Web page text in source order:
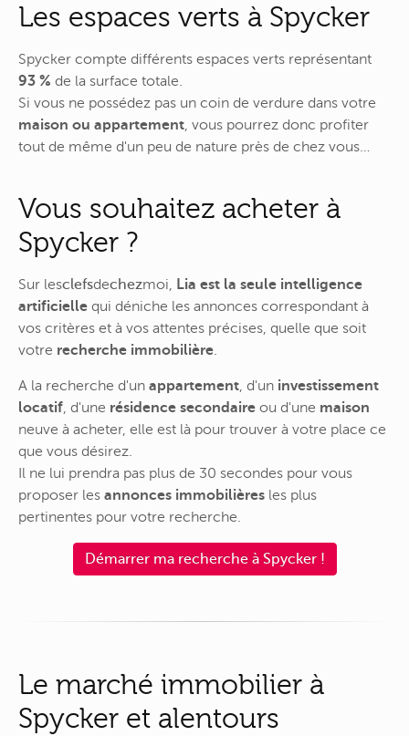
Les espaces verts à Spycker
Spycker compte différents espaces verts représentant
93 % de la surface totale.
Si vous ne possédez pas un coin de verdure dans votre
maison ou appartement, vous pourrez donc profiter
tout de même d'un peu de nature près de chez vous…
Vous souhaitez acheter à
Spycker ?
Sur lesclefsdechezmoi, Lia est la seule intelligence
artificielle qui déniche les annonces correspondant à
vos critères et à vos attentes précises, quelle que soit
votre recherche immobilière.
A la recherche d'un appartement, d'un investissement
locatif, d'une résidence secondaire ou d'une maison
neuve à acheter, elle est là pour trouver à votre place ce
que vous désirez.
Il ne lui prendra pas plus de 30 secondes pour vous
proposer les annonces immobilières les plus
pertinentes pour votre recherche.
Démarrer ma recherche à Spycker !
Le marché immobilier à
Spycker et alentours